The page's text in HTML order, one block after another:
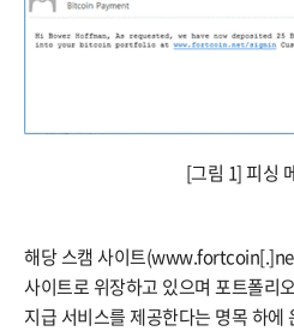
[그림 1] 피싱
해당 스캠 사이트
사이트로 위장하고 있으며 포트폴리
지급 서비스를 제공한다는 명목 하에